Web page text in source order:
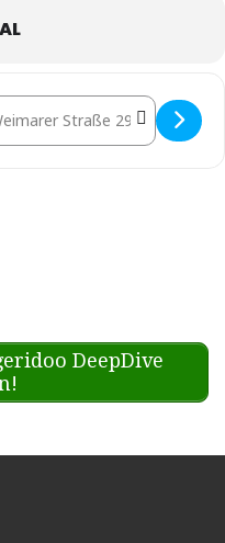
- Berlin: Marc mit »One
Address - Berlin:
DeepDive